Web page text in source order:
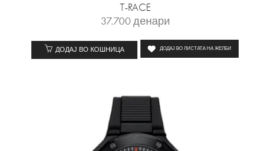
T-RACE
37.700денари
ДОДАЈ ВО КОШНИЦА ДОДАЈ ВО ЛИСТАТА НА ЖЕЛБИ